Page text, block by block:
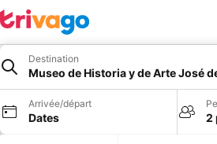
Destination
Museo de Historia y de Arte José
Arrivée/départ
Dates 2